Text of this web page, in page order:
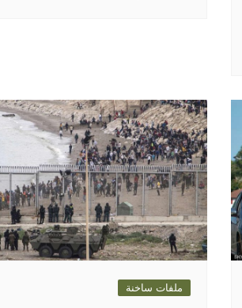
ملفات ساخنة